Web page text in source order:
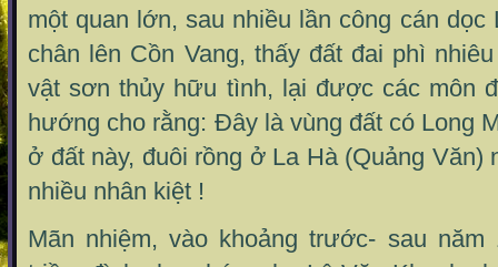
một quan lớn, sau nhiều lần công cán dọc
chân lên Cồn Vang, thấy đất đai phì
vật sơn thủy hữu tình, lại được các môn
hướng cho rằng: Đây là vùng đất có Long
ở đất này, đuôi rồng ở La Hà (Quảng Văn)
nhiều nhân kiệt !
Mãn nhiệm, vào khoảng trước- sau